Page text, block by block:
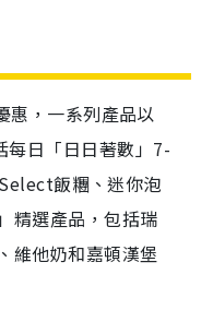
惠，一系列產品以
每日「日日著數」7-
飯糰、迷你泡
精選產品，包括瑞
維他奶和嘉頓漢堡